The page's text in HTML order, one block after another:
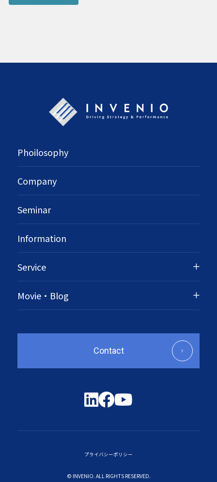
Phoilosophy
Company
Seminar
Information
Service
Movie・Blog
Contact
プライバシーポリシー
© INVENIO. ALL RIGHTS RESERVED.